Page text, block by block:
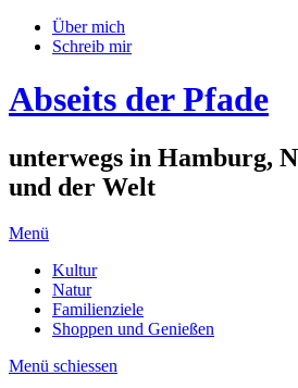
Über mich
Schreib mir
Abseits der Pfade
unterwegs in Hamburg,
und der Welt
Menü
Kultur
Natur
Familienziele
Shoppen und Genießen
Menü schiessen